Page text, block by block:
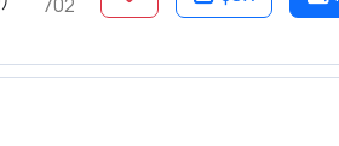
асаргаа сувилгааны талаар